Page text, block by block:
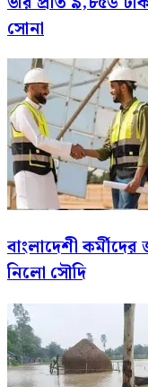
সোনা
বাংলাদেশী
নিলো সৌদি